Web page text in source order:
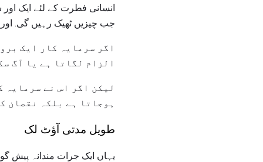
انسانی فطرت کے لئے ایک
جب چیزیں ٹھیک رہیں گی.
اگر سرمایہ کار ایک
الزام لگاتا ہے یا آگ
لیکن اگر اس نے سرمایہ
ہوجاتا ہے بلکہ نقصان
طویل مدتی آؤٹ لک
یہاں ایک جرات مندانہ پیش گوئی ہے: اگلے 100 سالوں کے